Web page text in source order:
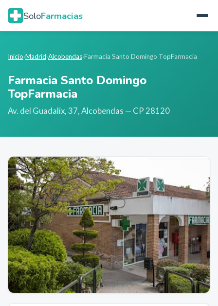
SoloFarmacias
Inicio›Madrid›Alcobendas›Farmacia Santo Domingo TopFarmacia
Farmacia Santo Domingo
TopFarmacia
Av. del Guadalix, 37,Alcobendas — CP 28120